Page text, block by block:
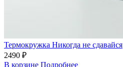
Термокружка Никогда не сдавайся
2490 ₽
В корзине Подробнее